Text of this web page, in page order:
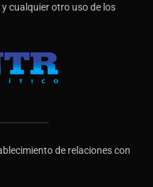
cualquier otro uso de los
de relaciones con